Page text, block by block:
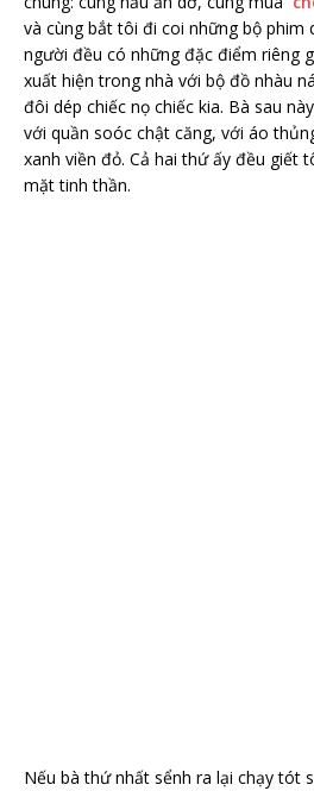
và cùng bắt tôi đi coi những bộ phim
người đều có những đặc điểm riêng
xuất hiện trong nhà với bộ đồ nhàu
đôi dép chiếc nọ chiếc kia. Bà sau
với quần soóc chật căng, với áo
xanh viền đỏ. Cả hai thứ ấy đều giết
mặt tinh thần.
Nếu bà thứ nhất sểnh ra lại chạy tót